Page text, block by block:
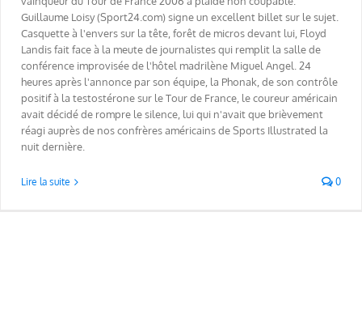
Guillaume Loisy (Sport24.com) signe un excellent billet sur le sujet.
Casquette à l'envers sur la tête, forêt de micros devant lui, Floyd
Landis fait face à la meute de journalistes qui remplit la salle de
conférence improvisée de l'hôtel madrilène Miguel Angel. 24
heures après l'annonce par son équipe, la Phonak, de son contrôle
positif à la testostérone sur le Tour de France, le coureur américain
avait décidé de rompre le silence, lui qui n'avait que brièvement
réagi auprès de nos confrères américains de Sports Illustrated la
nuit dernière.
Lire la suite 0